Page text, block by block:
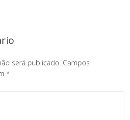
será publicado. Campos
*